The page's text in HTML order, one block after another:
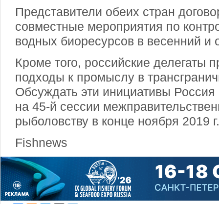
Представители обеих стран
совместные мероприятия по
водных биоресурсов в весенний и
Кроме того, российские делегаты
подходы к промыслу в
Обсуждать эти инициативы
на 45-й сессии
рыболовству в конце ноября 2019 г.
Fishnews